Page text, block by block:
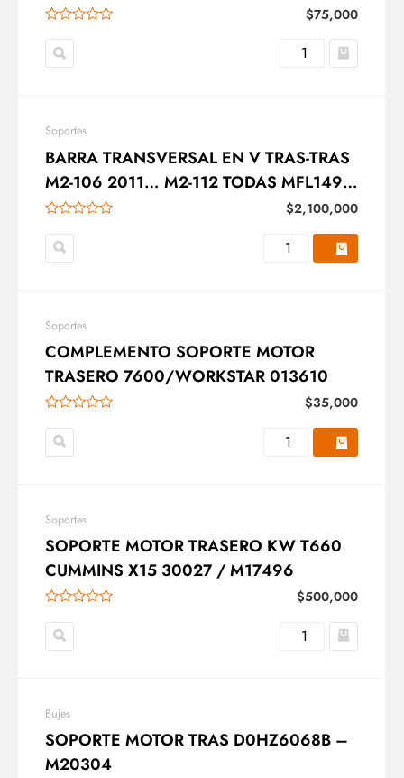
$75,000
Soportes
BARRA TRANSVERSAL EN V TRAS-TRAS
M2-106 2011… M2-112 TODAS MFL149
16-19167-001
$2,100,000
Soportes
COMPLEMENTO SOPORTE MOTOR
TRASERO 7600/WORKSTAR 013610
$35,000
Soportes
SOPORTE MOTOR TRASERO KW T660
CUMMINS X15 30027 / M17496
$500,000
Bujes
SOPORTE MOTOR TRAS D0HZ6068B –
M20304